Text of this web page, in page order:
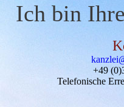
Ich bin
+49
Telefonische